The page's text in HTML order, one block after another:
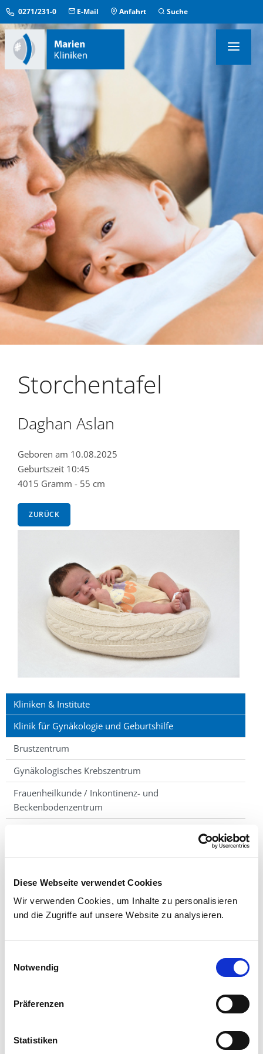
Diese Webseite verwendet Cookies
Wir verwenden Cookies, um Inhalte zu personalisieren
und die Zugriffe auf unsere Website zu analysieren.
Notwendig
Präferenzen
Statistiken
0271/231-0 E-Mail Anfahrt Suche
KLINIKEN & INSTITUTE
MEDIZINISCHE ZENTREN
ÜBERGREIFENDE EINRICHTUNGEN
PFLEGE & AUFENTHALT
KONTAKT & SERVICE
IM NOTFALL
Storchentafel
Daghan Aslan
Geboren am 10.08.2025
Geburtszeit 10:45
4015 Gramm - 55 cm
ZURÜCK
Kliniken & Institute
Klinik für Gynäkologie und Geburtshilfe
Brustzentrum
Gynäkologisches Krebszentrum
Frauenheilkunde / Inkontinenz- und
Beckenbodenzentrum
Storchentafel
Kontakt
MARIENBABY